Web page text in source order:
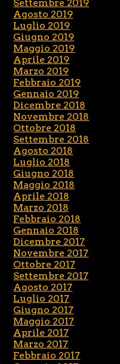
Settembre 2019
Agosto 2019
Luglio 2019
Giugno 2019
Maggio 2019
Aprile 2019
Marzo 2019
Febbraio 2019
Gennaio 2019
Dicembre 2018
Novembre 2018
Ottobre 2018
Settembre 2018
Agosto 2018
Luglio 2018
Giugno 2018
Maggio 2018
Aprile 2018
Marzo 2018
Febbraio 2018
Gennaio 2018
Dicembre 2017
Novembre 2017
Ottobre 2017
Settembre 2017
Agosto 2017
Luglio 2017
Giugno 2017
Maggio 2017
Aprile 2017
Marzo 2017
Febbraio 2017